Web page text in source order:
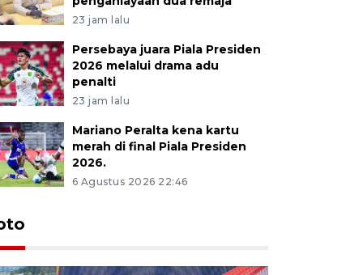
23 jam lalu
Persebaya juara Piala Presiden
2026 melalui drama adu
penalti
23 jam lalu
Mariano Peralta kena kartu
merah di final Piala Presiden
2026.
6 Agustus 2026 22:46